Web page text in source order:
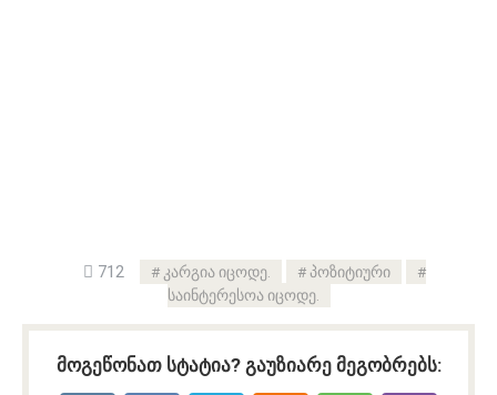
712 კარგია იცოდე.
პოზიტიური
საინტერესოა იცოდე.
მოგეწონათ სტატია? გაუზიარე მეგობრებს: